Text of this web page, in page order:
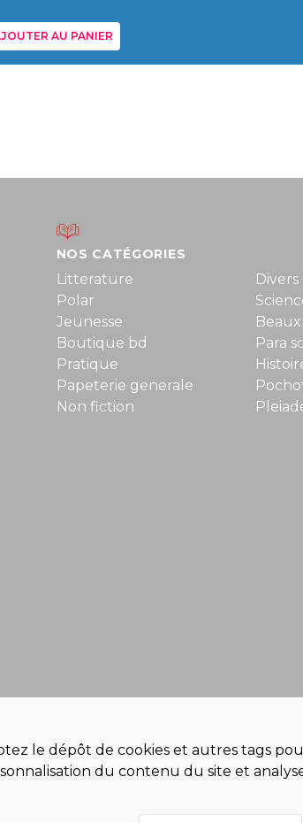
AU PANIER
NOS CATÉGORIES
Litterature
Polar
Jeunesse
Boutique bd
Pratique
Papeterie generale
Non fiction
Divers
Para
le dépôt de cookies et autres tags
du contenu du site et